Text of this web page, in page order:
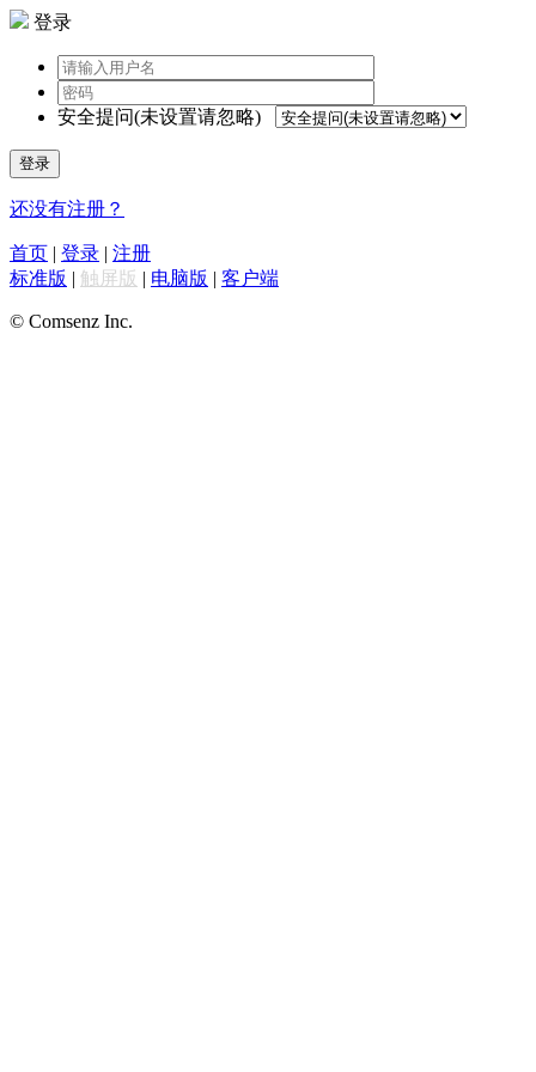
登录
安全提问(未设置请忽略)
登录
还没有注册？
首页 | 登录 | 注册
标准版 | 触屏版 | 电脑版 | 客户端
© Comsenz Inc.